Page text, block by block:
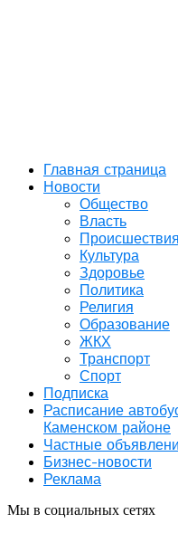
Главная страница
Новости
Общество
Власть
Происшествия
Культура
Здоровье
Политика
Религия
Образование
ЖКХ
Транспорт
Спорт
Подписка
Расписание
Каменском районе
Частные
Бизнес-новости
Реклама
Мы в социальных сетях